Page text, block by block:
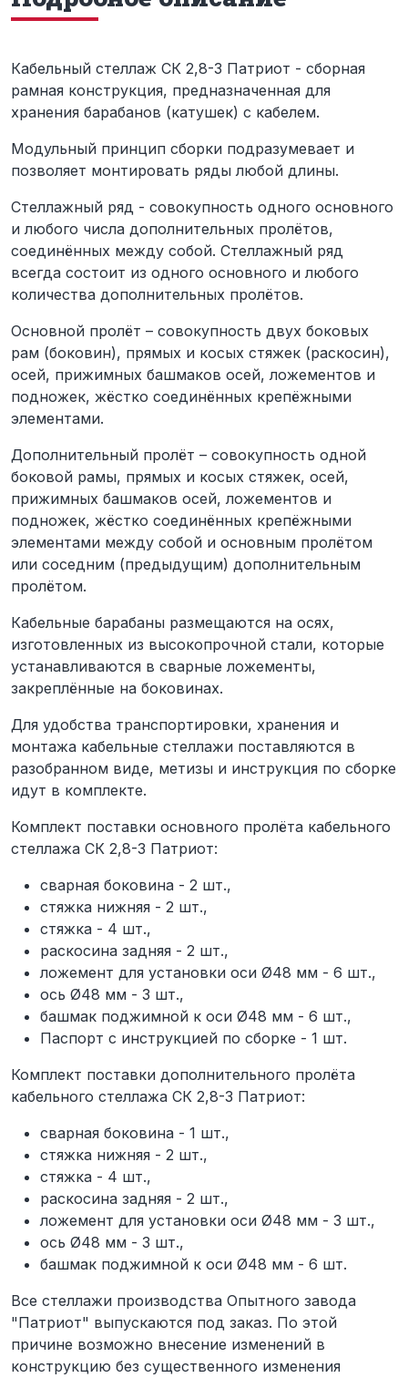
Кабельный стеллаж СК 2,8-3 Патриот - сборная
рамная конструкция, предназначенная для
хранения барабанов (катушек) с кабелем.
Модульный принцип сборки подразумевает и
позволяет монтировать ряды любой длины.
Стеллажный ряд - совокупность одного основного
и любого числа дополнительных пролётов,
соединённых между собой. Стеллажный ряд
всегда состоит из одного основного и любого
количества дополнительных пролётов.
Основной пролёт – совокупность двух боковых
рам (боковин), прямых и косых стяжек (раскосин),
осей, прижимных башмаков осей, ложементов и
подножек, жёстко соединённых крепёжными
элементами.
Дополнительный пролёт – совокупность одной
боковой рамы, прямых и косых стяжек, осей,
прижимных башмаков осей, ложементов и
подножек, жёстко соединённых крепёжными
элементами между собой и основным пролётом
или соседним (предыдущим) дополнительным
пролётом.
Кабельные барабаны размещаются на осях,
изготовленных из высокопрочной стали, которые
устанавливаются в сварные ложементы,
закреплённые на боковинах.
Для удобства транспортировки, хранения и
монтажа кабельные стеллажи поставляются в
разобранном виде, метизы и инструкция по сборке
идут в комплекте.
Комплект поставки основного пролёта кабельного
стеллажа СК 2,8-3 Патриот:
сварная боковина - 2 шт.,
стяжка нижняя - 2 шт.,
стяжка - 4 шт.,
раскосина задняя - 2 шт.,
ложемент для установки оси Ø48 мм - 6 шт.,
ось Ø48 мм - 3 шт.,
башмак поджимной к оси Ø48 мм - 6 шт.,
Паспорт с инструкцией по сборке - 1 шт.
Комплект поставки дополнительного пролёта
кабельного стеллажа СК 2,8-3 Патриот:
сварная боковина - 1 шт.,
стяжка нижняя - 2 шт.,
стяжка - 4 шт.,
раскосина задняя - 2 шт.,
ложемент для установки оси Ø48 мм - 3 шт.,
ось Ø48 мм - 3 шт.,
башмак поджимной к оси Ø48 мм - 6 шт.
Все стеллажи производства Опытного завода
"Патриот" выпускаются под заказ. По этой
причине возможно внесение изменений в
конструкцию без существенного изменения